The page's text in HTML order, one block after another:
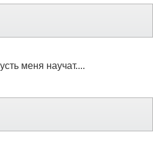
меня научат....